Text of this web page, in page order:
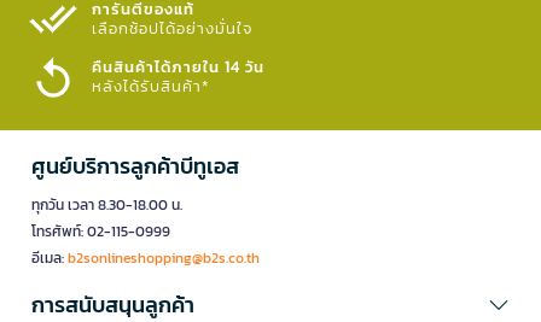
การันตีของแท้
เลือกช้อปได้อย่างมั่นใจ​
คืนสินค้าได้ภายใน 14 วัน
หลังได้รับสินค้า*
ศูนย์บริการลูกค้าบีทูเอส
ทุกวัน เวลา 8.30-18.00 น.
โทรศัพท์: 02-115-0999
อีเมล:b2sonlineshopping@b2s.co.th
การสนับสนุนลูกค้า